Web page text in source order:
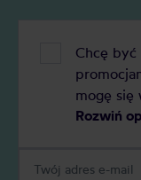
Chcę być
mogę się
Rozwiń